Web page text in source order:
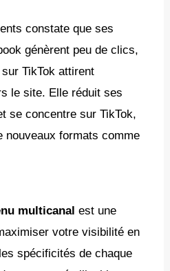
constate que ses
génèrent peu de clics,
TikTok attirent
le site. Elle réduit ses
se concentre sur TikTok,
nouveaux formats comme
multicanal est une
votre visibilité en
spécificités de chaque